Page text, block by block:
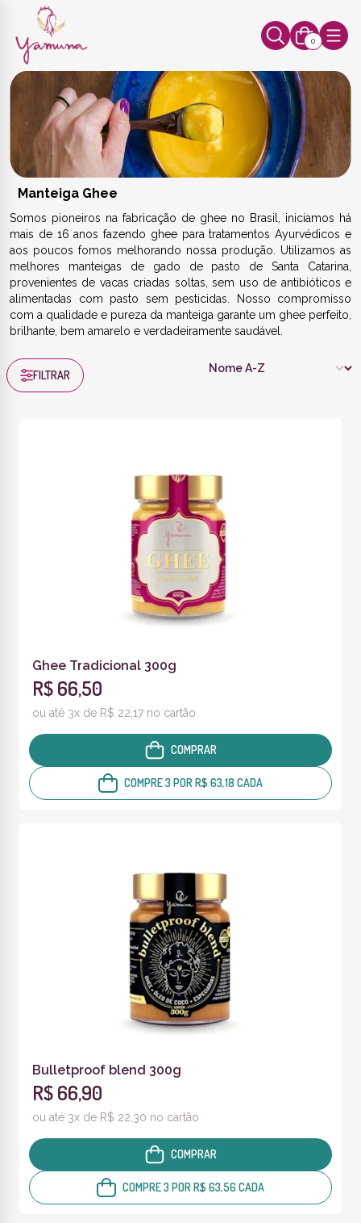
0
Manteiga Ghee
Somos pioneiros na fabricação de ghee no Brasil, iniciamos há
mais de 16 anos fazendo ghee para tratamentos Ayurvédicos e
aos poucos fomos melhorando nossa produção. Utilizamos as
melhores manteigas de gado de pasto de Santa Catarina,
provenientes de vacas criadas soltas, sem uso de antibióticos e
alimentadas com pasto sem pesticidas. Nosso compromisso
com a qualidade e pureza da manteiga garante um ghee perfeito,
brilhante, bem amarelo e verdadeiramente saudável.
FILTRAR
Ghee Tradicional 300g
R$ 66,50
ou até 3x de R$ 22,17 no cartão
COMPRAR
COMPRE 3 POR R$ 63,18 CADA
Bulletproof blend 300g
R$ 66,90
ou até 3x de R$ 22,30 no cartão
COMPRAR
COMPRE 3 POR R$ 63,56 CADA